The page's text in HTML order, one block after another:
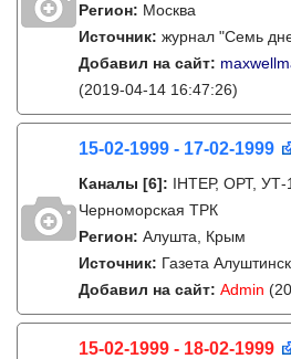
Регион: Москва
Источник: журнал "Семь
Добавил на сайт:
(2019-04-14 16:47:26)
15-02-1999 - 17-02-1999
Каналы [6]: IНТЕР, ОРТ, УТ-
Черноморская ТРК
Регион: Алушта, Крым
Источник: Газета
Добавил на сайт: Admin
15-02-1999 - 18-02-1999